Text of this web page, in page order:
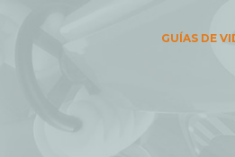
GUÍAS DE